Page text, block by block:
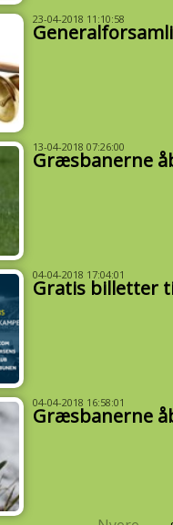
23-04-2018 11:10:58
13-04-2018 07:26:00
Græsbanerne
04-04-2018 17:04:01
Gratis billetter
04-04-2018 16:58:01
Græsbanerne